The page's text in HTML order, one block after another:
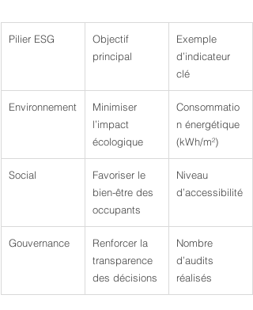
Pilier ESG
Objectif
principal
Exemple
d’indicateur
clé
Environnement
Minimiser
l’impact
écologique
Consommatio
n énergétique
(kWh/m²)
Social
Favoriser le
bien-être des
occupants
Niveau
d’accessibilité
Gouvernance
Renforcer la
transparence
des décisions
Nombre
d’audits
réalisés